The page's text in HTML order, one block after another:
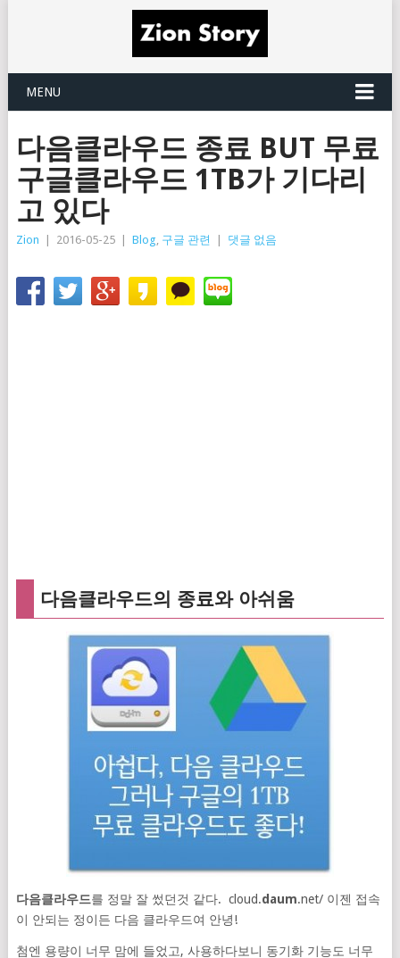
MENU
다음클라우드 종료 BUT 무료
구글클라우드 1TB가 기다리
고 있다
Zion 2016-05-25 Blog, 구글 관련 댓글 없음
다음클라우드의 종료와 아쉬움
다음클라우드를 정말 잘 썼던것 같다. cloud.daum.net/ 이젠 접속
이 안되는 정이든 다음 클라우드여 안녕!
첨엔 용량이 너무 맘에 들었고, 사용하다보니 동기화 기능도 너무